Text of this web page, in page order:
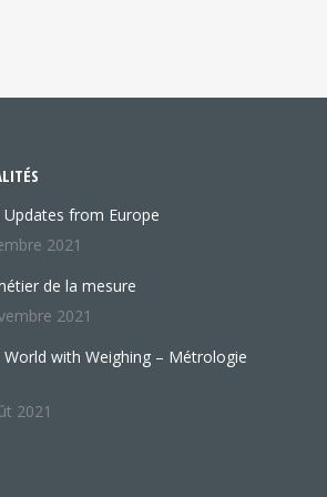
Updates from Europe
2021
de la mesure
2021
World with Weighing – Métrologie
2021